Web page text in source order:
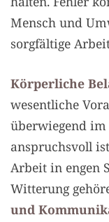
Mensch und
sorgfältige
Körperliche
wesentliche
überwiegend
anspruchsvoll
Arbeit in engen
Witterung
und